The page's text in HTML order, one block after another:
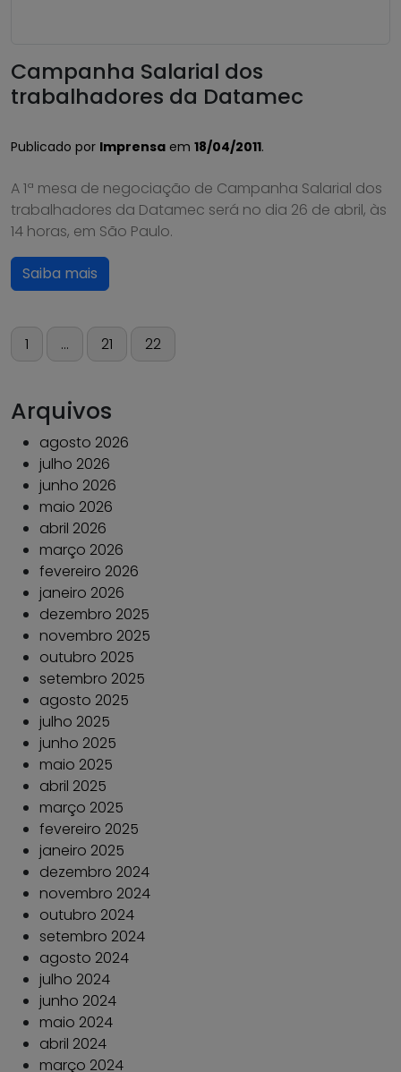
Campanha Salarial dos
trabalhadores da Datamec
Publicado por Imprensa em 18/04/2011.
A 1ª mesa de negociação de Campanha Salarial dos
trabalhadores da Datamec será no dia 26 de abril, às
14 horas, em São Paulo.
Saiba mais
Paginação
posts
1 … 21 22
Arquivos
agosto 2026
julho 2026
junho 2026
maio 2026
abril 2026
março 2026
fevereiro 2026
janeiro 2026
dezembro 2025
novembro 2025
outubro 2025
setembro 2025
agosto 2025
julho 2025
junho 2025
maio 2025
abril 2025
março 2025
fevereiro 2025
janeiro 2025
dezembro 2024
novembro 2024
outubro 2024
setembro 2024
agosto 2024
julho 2024
junho 2024
maio 2024
abril 2024
março 2024